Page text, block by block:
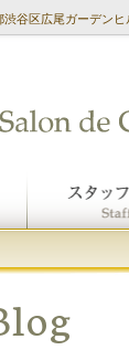
渋谷区広尾ガーデン